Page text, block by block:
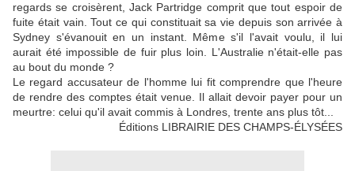
regards se croisèrent, Jack Partridge comprit que tout espoir de
fuite était vain. Tout ce qui constituait sa vie depuis son arrivée à
Sydney s'évanouit en un instant. Même s'il l'avait voulu, il lui
aurait été impossible de fuir plus loin. L'Australie n'était-elle pas
au bout du monde ?
Le regard accusateur de l'homme lui fit comprendre que l'heure
de rendre des comptes était venue. Il allait devoir payer pour un
meurtre: celui qu'il avait commis à Londres, trente ans plus tôt...
Éditions LIBRAIRIE DES CHAMPS-ÉLYSÉES